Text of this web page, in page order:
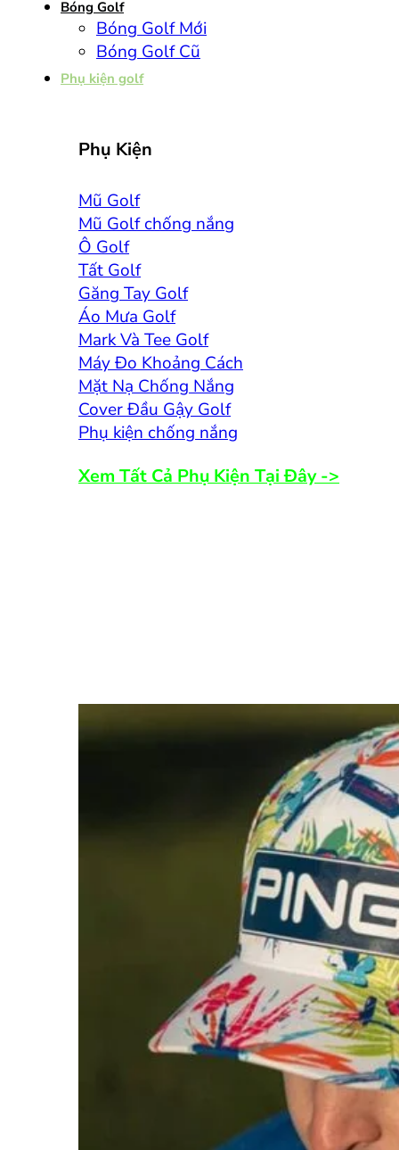
Bóng Golf
Bóng Golf Mới
Bóng Golf Cũ
Phụ kiện golf
Phụ Kiện
Mũ Golf
Mũ Golf chống nắng
Ô Golf
Tất Golf
Găng Tay Golf
Áo Mưa Golf
Mark Và Tee Golf
Máy Đo Khoảng Cách
Mặt Nạ Chống Nắng
Cover Đầu Gậy Golf
Phụ kiện chống nắng
Xem Tất Cả Phụ Kiện Tại Đây ->